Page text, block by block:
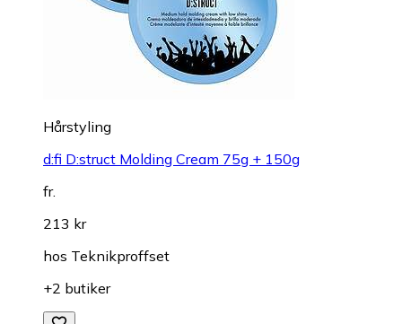
Hårstyling
d:fi D:struct Molding Cream 75g + 150g
fr.
213 kr
hos Teknikproffset
+2 butiker